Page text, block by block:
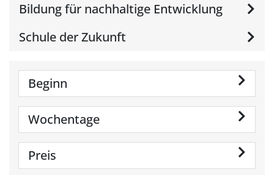
Bildung für nachhaltige Entwicklung
Schule der Zukunft
Beginn
Wochentage
Preis